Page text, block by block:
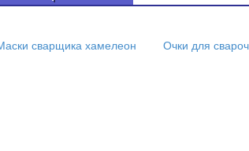
сварщика хамелеон Очки для